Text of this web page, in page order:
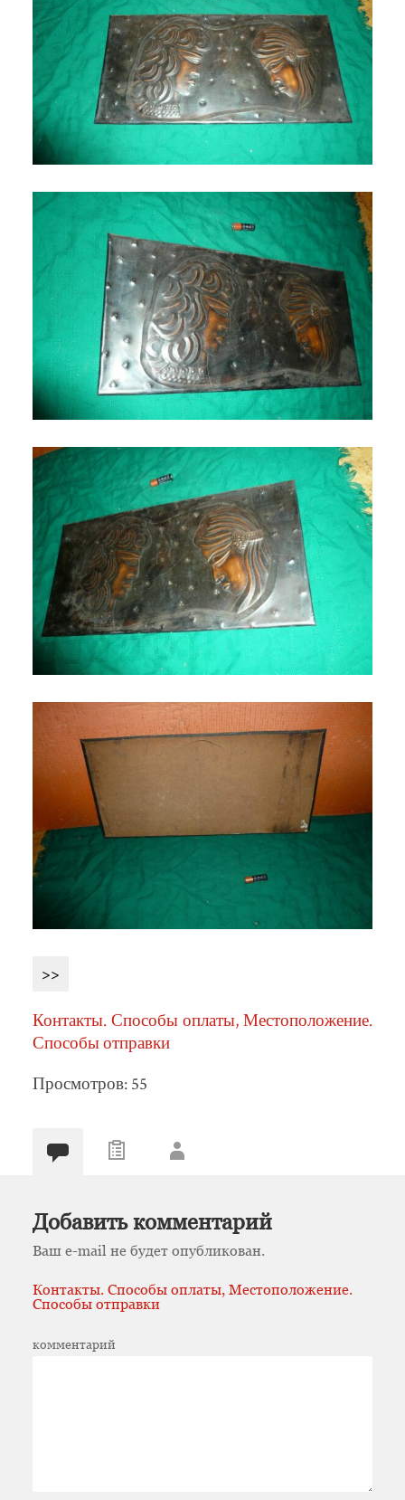
>>
Контакты. Способы оплаты, Местоположение.
Способы отправки
Просмотров: 55
Добавить комментарий
Ваш e-mail не будет опубликован.
Контакты. Способы оплаты, Местоположение.
Способы отправки
комментарий